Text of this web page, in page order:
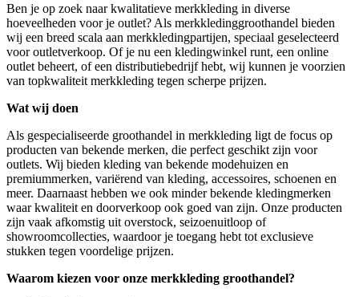
Ben je op zoek naar kwalitatieve merkkleding in diverse
hoeveelheden voor je outlet? Als merkkledinggroothandel bieden
wij een breed scala aan merkkledingpartijen, speciaal geselecteerd
voor outletverkoop. Of je nu een kledingwinkel runt, een online
outlet beheert, of een distributiebedrijf hebt, wij kunnen je voorzien
van topkwaliteit merkkleding tegen scherpe prijzen.
Wat wij doen
Als gespecialiseerde groothandel in merkkleding ligt de focus op
producten van bekende merken, die perfect geschikt zijn voor
outlets. Wij bieden kleding van bekende modehuizen en
premiummerken, variërend van kleding, accessoires, schoenen en
meer. Daarnaast hebben we ook minder bekende kledingmerken
waar kwaliteit en doorverkoop ook goed van zijn. Onze producten
zijn vaak afkomstig uit overstock, seizoenuitloop of
showroomcollecties, waardoor je toegang hebt tot exclusieve
stukken tegen voordelige prijzen.
Waarom kiezen voor onze merkkleding groothandel?